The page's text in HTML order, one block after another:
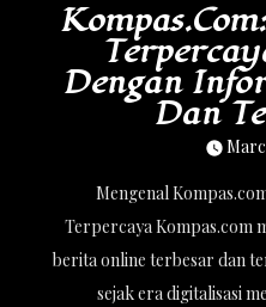
Dengan
Dan
Mengenal
Terpercaya Kompas.com
berita online terbesar dan
sejak era digitalisasi